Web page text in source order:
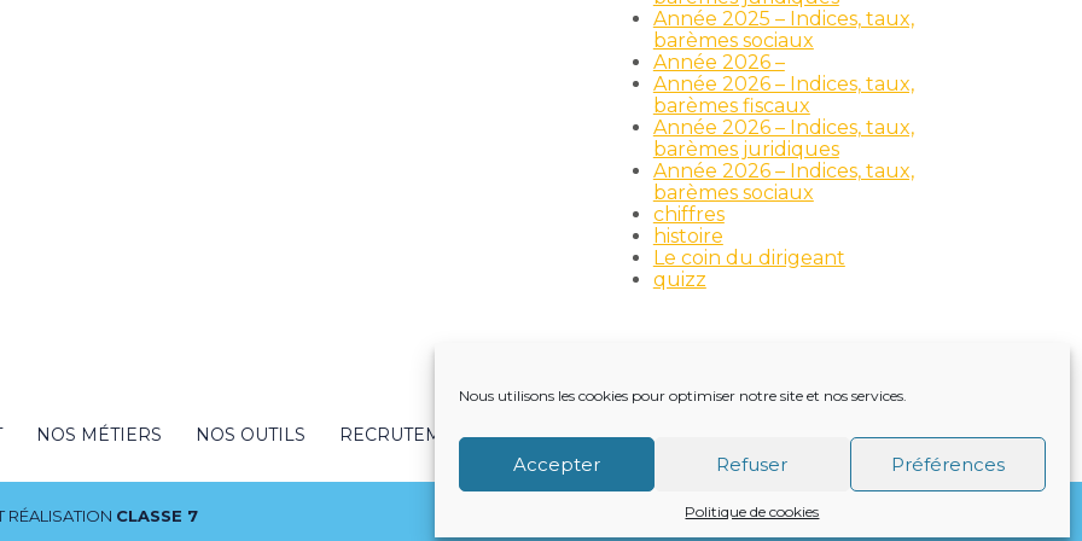
Nous utilisons les cookies pour optimiser notre site et nos services.
Accepter Refuser Préférences
Politique de cookies
Année 2025 – Indices, taux,
barèmes sociaux
Année 2026 –
Année 2026 – Indices, taux,
barèmes fiscaux
Année 2026 – Indices, taux,
barèmes juridiques
Année 2026 – Indices, taux,
barèmes sociaux
chiffres
histoire
Le coin du dirigeant
quizz
NOS MÉTIERS NOS OUTILS RECRUTEMENT NOTRE ACTUALITÉ VIE DU CABINET CONTACT
RÉALISATION CLASSE 7